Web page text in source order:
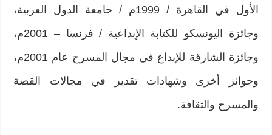
الأول في القاهرة / 1999م / جامعة الدول العربية،
وجائزة اليونسكو للكتابة الإبداعية / فرنسا – 2001م،
وجائزة الشارقة للإبداع في مجال المسرح عام 2001م،
وجوائز أخرى وشهادات تقدير في مجالات القصة
والمسرح والثقافة.